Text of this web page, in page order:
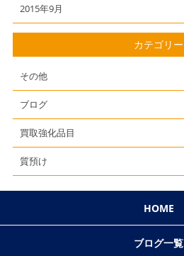
2015年9月
カテゴリー
その他
ブログ
買取強化品目
質預け
HOME
ブログ一覧